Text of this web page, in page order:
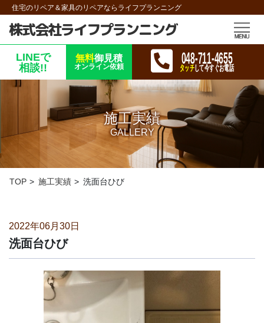
住宅のリペア＆家具のリペアならライフプランニング
株式会社ライフプランニング
048-711-4655
タッチして今すぐお電話
LINEで
相談!!
無料御見積
オンライン依頼
施工実績
GALLERY
TOP 施工実績 洗面台ひび
2022年06月30日
洗面台ひび